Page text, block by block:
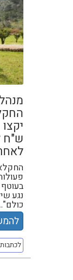
ש"ח
נגע